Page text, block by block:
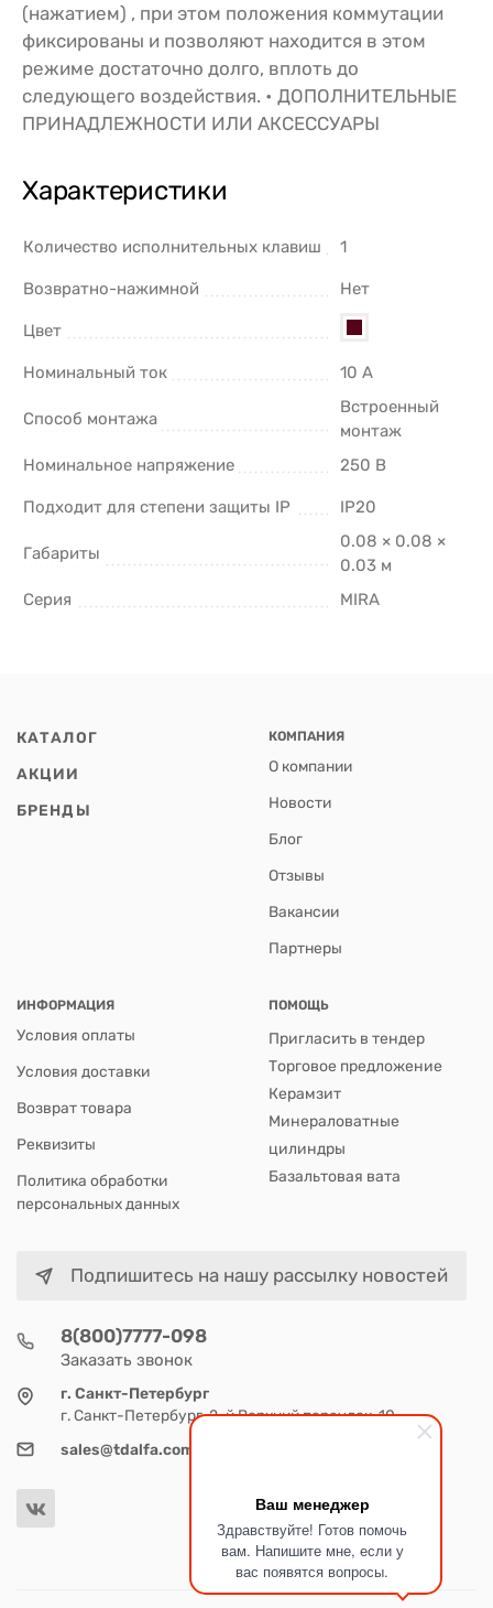
Ваш менеджер
Здравствуйте! Готов помочь
вам. Напишите мне, если у
вас появятся вопросы.
(нажатием) , при этом положения коммутации
фиксированы и позволяют находится в этом
режиме достаточно долго, вплоть до
следующего воздействия. • ДОПОЛНИТЕЛЬНЫЕ
ПРИНАДЛЕЖНОСТИ ИЛИ АКСЕССУАРЫ
Характеристики
Количество исполнительных клавиш 1
Возвратно-нажимной Нет
Цвет
Номинальный ток 10 А
Способ монтажа
Встроенный
монтаж
Номинальное напряжение
250 В
Подходит для степени защиты IP IP20
Габариты
0.08 × 0.08 ×
0.03 м
Серия
MIRA
КАТАЛОГ
АКЦИИ
БРЕНДЫ
КОМПАНИЯ
О компании
Новости
Блог
Отзывы
Вакансии
Партнеры
ИНФОРМАЦИЯ
Условия оплаты
Условия доставки
Возврат товара
Реквизиты
Политика обработки
персональных данных
ПОМОЩЬ
Пригласить в тендер
Торговое предложение
Керамзит
Минераловатные
цилиндры
Базальтовая вата
Подпишитесь на нашу рассылку новостей
8(800)7777-098
Заказать звонок
г. Санкт-Петербург
г. Санкт-Петербург, 2-й Верхний переулок, 10
sales@tdalfa.com